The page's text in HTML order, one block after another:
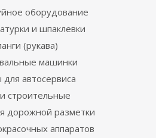
оборудование
и шпаклевки
(рукава)
машинки
автосервиса
строительные
дорожной разметки
аппаратов